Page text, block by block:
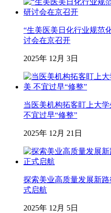
“生美医美日化行业规范
讨会在京召开
2025年 12月 3日
当医美机构拓客盯上大
不宜过早“修整”
2025年 12月 21日
探索美业高质量发展新
式启航
2025年 12月 5日